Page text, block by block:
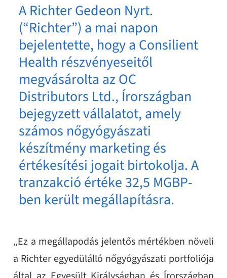
A Richter Gedeon Nyrt.
(“Richter”) a mai napon
bejelentette, hogy a Consilient
Health részvényeseitől
megvásárolta az OC
Distributors Ltd., Írországban
bejegyzett vállalatot, amely
számos nőgyógyászati
készítmény marketing és
értékesítési jogait birtokolja. A
tranzakció értéke 32,5 MGBP-
ben került megállapításra.
„Ez a megállapodás jelentős mértékben növeli
a Richter egyedülálló nőgyógyászati portfoliója